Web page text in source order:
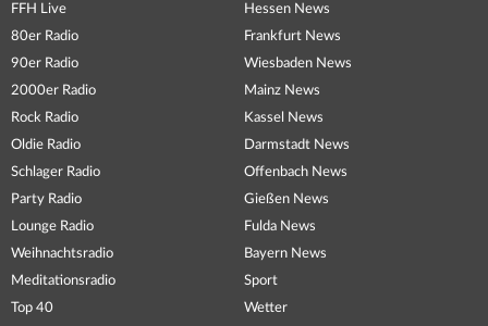
FFH Live
80er Radio
90er Radio
2000er Radio
Rock Radio
Oldie Radio
Schlager Radio
Party Radio
Lounge Radio
Weihnachtsradio
Meditationsradio
Top 40
Hessen News
Frankfurt News
Wiesbaden News
Mainz News
Kassel News
Darmstadt News
Offenbach News
Gießen News
Fulda News
Bayern News
Sport
Wetter